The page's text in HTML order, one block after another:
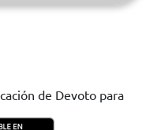
de Devoto para